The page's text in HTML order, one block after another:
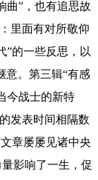
曲”，也有追思故
里面有对所敬仰
”的一些反思，以
意。第三辑“有感
今战士的新特
发表时间相隔数
章屡屡见诸中央
影响了一生，促